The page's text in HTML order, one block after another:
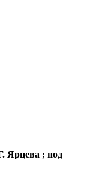
Ярцева ; под